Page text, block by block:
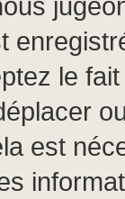
le
est